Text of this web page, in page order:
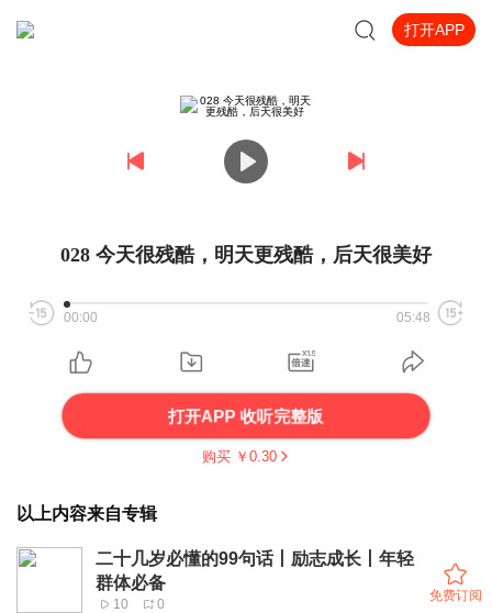
打开APP
028 今天很残酷，明天更残酷，后天很美好
00:00 05:48
打开APP 收听完整版
购买 ￥ 0.30
以上内容来自专辑
二十几岁必懂的99句话丨励志成长丨年轻
群体必备
10 0
免费订阅